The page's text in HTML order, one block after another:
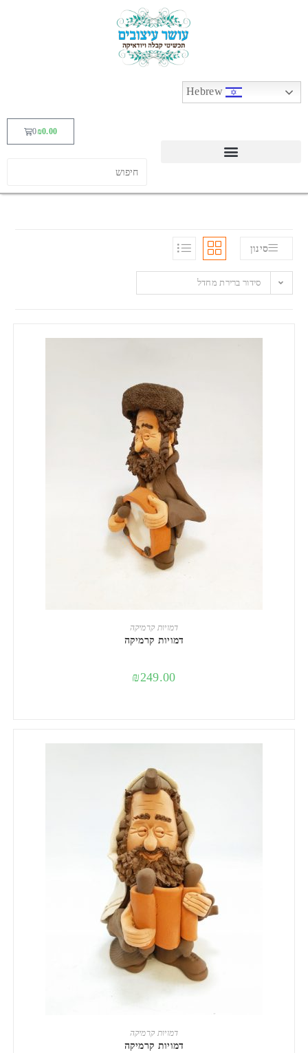
Hebrew
₪0.00
0
סינון
סידור ברירת מחדל
הוספה לסל
דמויות קרמיקה
דמויות קרמיקה
₪249.00
הוספה לסל
דמויות קרמיקה
דמויות קרמיקה